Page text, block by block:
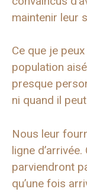
maintenir leur
Ce que je
population
presque
ni quand il
Nous leur
ligne
parviendront
qu’une fois